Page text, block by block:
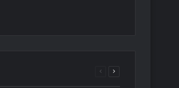
ÖncekiSonraki